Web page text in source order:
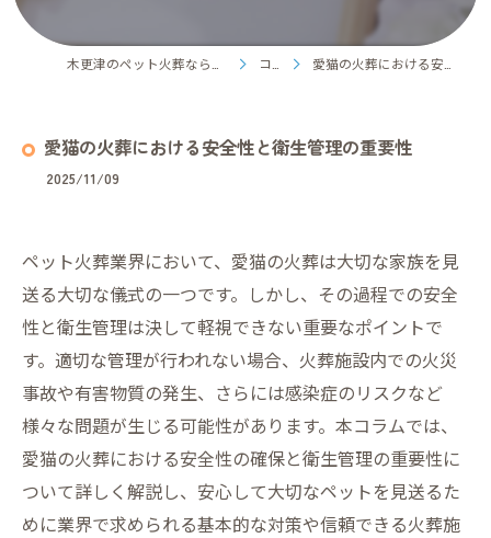
コラム 愛猫の火葬における安全性と衛生管理の重要性
愛猫の火葬における安全性と衛生管理の重要性
2025/11/09
ペット火葬業界において、愛猫の火葬は大切な家族を見
送る大切な儀式の一つです。しかし、その過程での安全
性と衛生管理は決して軽視できない重要なポイントで
す。適切な管理が行われない場合、火葬施設内での火災
事故や有害物質の発生、さらには感染症のリスクなど
様々な問題が生じる可能性があります。本コラムでは、
愛猫の火葬における安全性の確保と衛生管理の重要性に
ついて詳しく解説し、安心して大切なペットを見送るた
めに業界で求められる基本的な対策や信頼できる火葬施